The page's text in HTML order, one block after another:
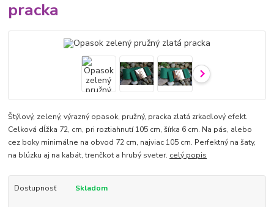
pracka
Štýlový, zelený, výrazný opasok, pružný, pracka zlatá zrkadlový efekt.
Celková dĺžka 72, cm, pri roztiahnutí 105 cm, šírka 6 cm. Na pás, alebo
cez boky minimálne na obvod 72 cm, najviac 105 cm. Perfektný na šaty,
na blúzku aj na kabát, trenčkot a hrubý sveter. celý popis
Dostupnosť Skladom